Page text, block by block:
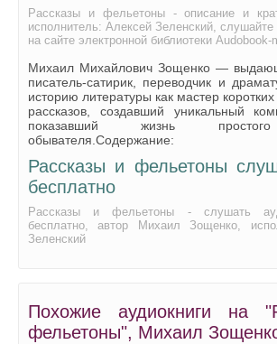
Рассказы и фельетоны - описание и
исполнитель: Алексей Зеленский, слушайте
на сайте электронной библиотеки Audobook-
Михаил Михайлович Зощенко —
писатель-сатирик, переводчик и
историю литературы как мастер
рассказов, создавший уникальный
показавший жизнь простого
обывателя.Содержание:
Рассказы и фельетоны
бесплатно
Рассказы и фельетоны - слушать
бесплатно, автор Михаил Зощенко,
Зеленский
Похожие аудиокниги на
фельетоны", Михаил